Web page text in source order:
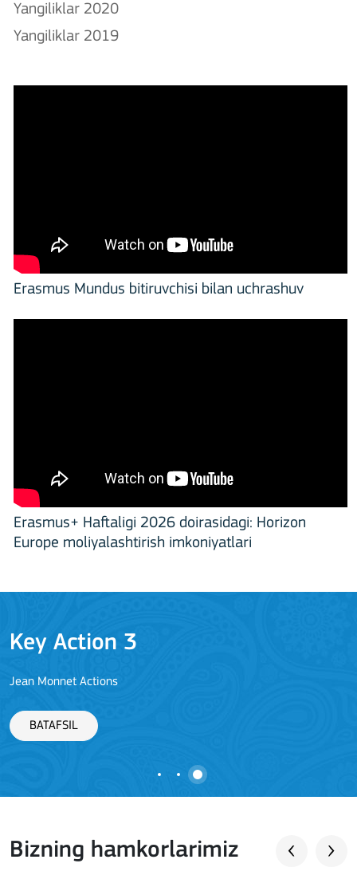
Yangiliklar 2020
Yangiliklar 2019
Erasmus Mundus bitiruvchisi bilan uchrashuv
Erasmus+ Haftaligi 2026 doirasidagi: Horizon
Europe moliyalashtirish imkoniyatlari
Key Action 3
Jean Monnet Actions
BATAFSIL
Bizning hamkorlarimiz